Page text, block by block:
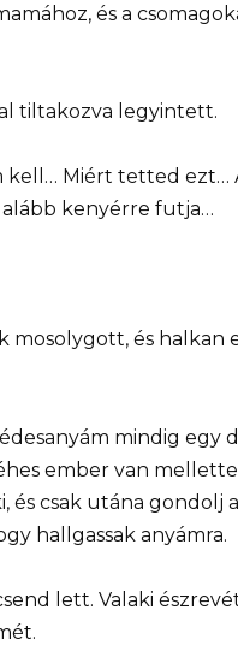
és a
tiltakozva legyintett.
kell… Miért tetted ezt…
kenyérre futja…
mosolygott, és halkan
mindig egy
ember van
és csak utána gondolj
hallgassak anyámra.
lett. Valaki